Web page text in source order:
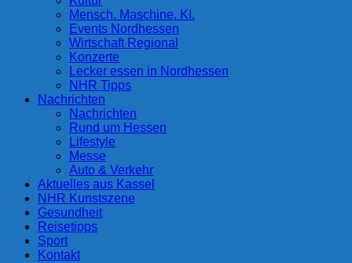
Mensch. Maschine. KI.
Events Nordhessen
Wirtschaft Regional
Konzerte
Lecker essen in Nordhessen
NHR Tipps
Nachrichten
Nachrichten
Rund um Hessen
Lifestyle
Messe
Auto & Verkehr
Aktuelles aus Kassel
NHR Kunstszene
Gesundheit
Reisetipps
Sport
Kontakt